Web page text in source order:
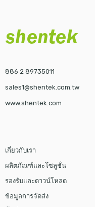
886 2 89735011
sales1@shentek.com.tw
www.shentek.com
เกี่ยวกับเรา
ผลิตภัณฑ์และโซลูชั่น
รองรับและดาวน์โหลด
ข้อมูลการจัดส่ง